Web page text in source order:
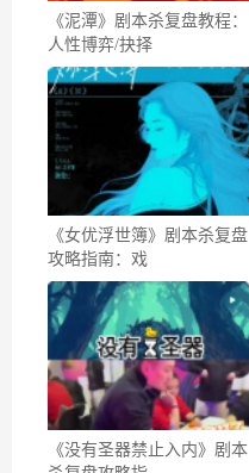
《泥潭》剧本杀复盘教程：
人性博弈/抉择
《女优浮世簿》剧本杀复盘
攻略指南：戏
《没有圣器禁止入内》剧本